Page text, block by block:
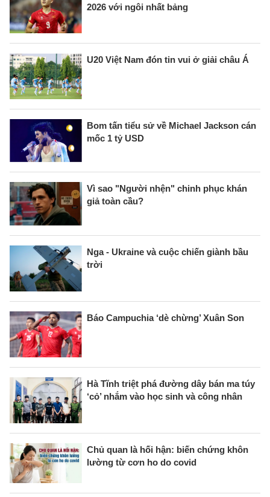
2026 với ngôi nhất bảng
U20 Việt Nam đón tin vui ở giải châu Á
Bom tấn tiểu sử về Michael Jackson cán
mốc 1 tỷ USD
Vì sao "Người nhện" chinh phục khán
giả toàn cầu?
Nga - Ukraine và cuộc chiến giành bầu
trời
Báo Campuchia ‘dè chừng’ Xuân Son
Hà Tĩnh triệt phá đường dây bán ma túy
‘cỏ’ nhắm vào học sinh và công nhân
Chủ quan là hối hận: biến chứng khôn
lường từ cơn ho do covid